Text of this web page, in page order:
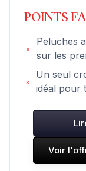
POINTS
Peluches
sur les
Un seul
idéal pour
Voir